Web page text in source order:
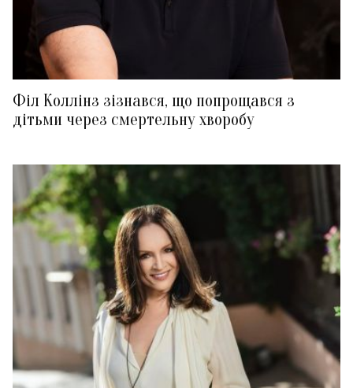
Філ Коллінз зізнався, що попрощався з
дітьми через смертельну хворобу